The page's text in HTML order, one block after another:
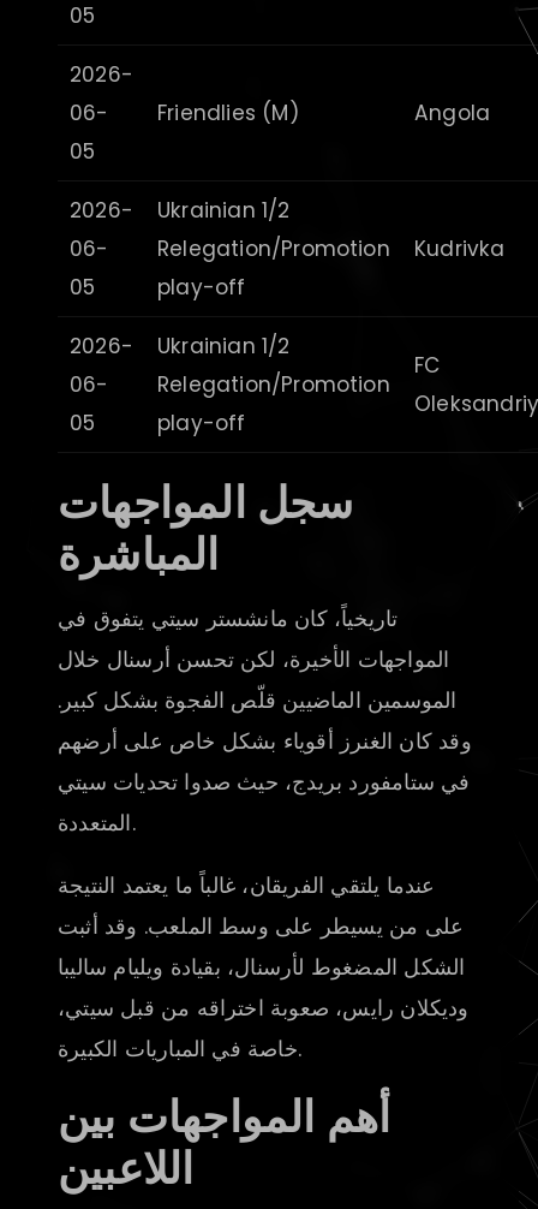
05
2026-
06-
05
Friendlies (M) Angola
2026-
06-
05
Ukrainian 1/2
Relegation/Promotion
play-off
Kudrivka
2026-
06-
05
Ukrainian 1/2
Relegation/Promotion
play-off
FC
سجل المواجهات
المباشرة
تاريخياً، كان مانشستر سيتي يتفوق في
المواجهات الأخيرة، لكن تحسن أرسنال خلال
الموسمين الماضيين قلّص الفجوة بشكل كبير.
وقد كان الغنرز أقوياء بشكل خاص على أرضهم
في ستامفورد بريدج، حيث صدوا تحديات سيتي
المتعددة.
عندما يلتقي الفريقان، غالباً ما يعتمد النتيجة
على من يسيطر على وسط الملعب. وقد أثبت
الشكل المضغوط لأرسنال، بقيادة ويليام ساليبا
وديكلان رايس، صعوبة اختراقه من قبل سيتي،
خاصة في المباريات الكبيرة.
أهم المواجهات بين
اللاعبين